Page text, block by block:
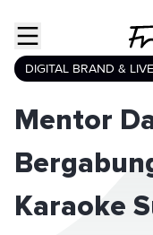
DIGITAL BRAND &
Mentor
Karaoke